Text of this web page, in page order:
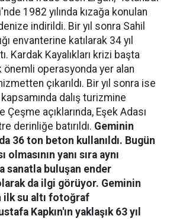
1982 yılında kızağa konulan
indirildi. Bir yıl sonra Sahil
envanterine katılarak 34 yıl
Kardak Kayalıkları krizi başta
operasyonda yer alan
çıkarıldı. Bir yıl sonra ise
dalış turizmine
Çeşme açıklarında, Eşek Adası
derinliğe batırıldı. Geminin
36 ton beton kullanıldı. Bugün
yanı sıra aynı
sanatla buluşan ender
da ilgi görüyor. Geminin
ilk su altı fotoğraf
Kapkın'ın yaklaşık 63 yıl